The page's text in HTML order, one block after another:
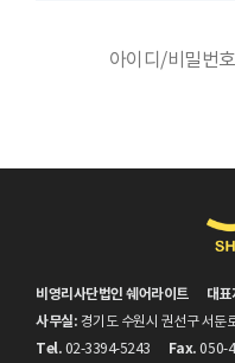
아이디/비밀번호
비영리사단법인 쉐어라이트 대표
사무실: 경기도 수원시 권선구 서둔
Tel. 02-3394-5243 Fax. 050-